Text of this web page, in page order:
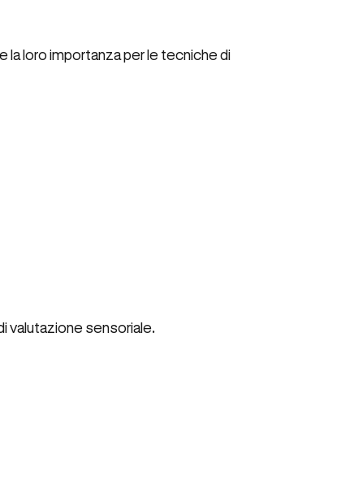
la loro importanza per le tecniche di
valutazione sensoriale.